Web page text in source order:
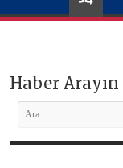
Haber Arayın